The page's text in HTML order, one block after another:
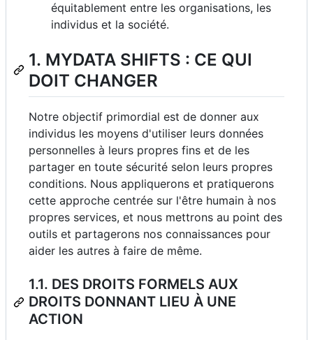
équitablement entre les organisations, les
individus et la société.
1. MYDATA SHIFTS : CE QUI
DOIT CHANGER
Notre objectif primordial est de donner aux
individus les moyens d'utiliser leurs données
personnelles à leurs propres fins et de les
partager en toute sécurité selon leurs propres
conditions. Nous appliquerons et pratiquerons
cette approche centrée sur l'être humain à nos
propres services, et nous mettrons au point des
outils et partagerons nos connaissances pour
aider les autres à faire de même.
1.1. DES DROITS FORMELS AUX
DROITS DONNANT LIEU À UNE
ACTION